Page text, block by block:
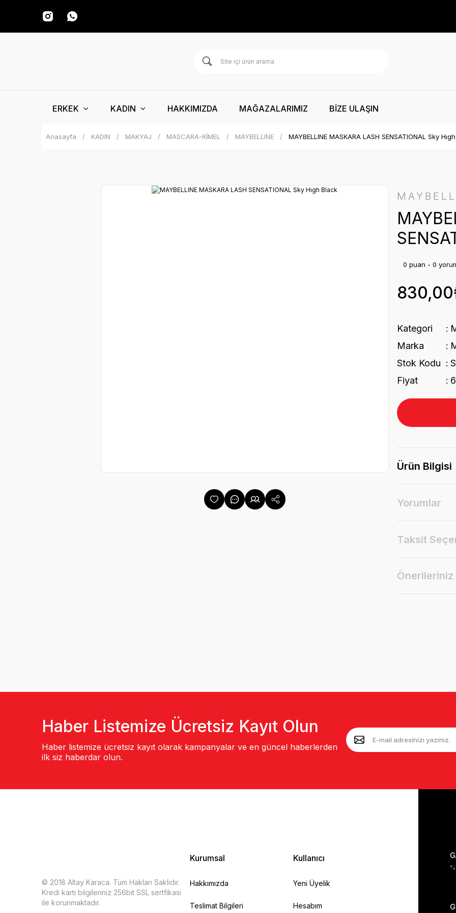
ERKEK KADIN HAKKIMIZDA MAĞAZALARIMIZ BİZE ULAŞIN
Anasayfa KADIN MAKYAJ MASCARA-RİMEL MAYBELLINE MAYBELLINE MASKARA LASH SENSATIONAL Sky
0 puan - 0
Kategori
Marka
Stok Kodu
Fiyat
Ürün Bilgisi
Yorumlar
Taksit
Önerileriniz
Haber Listemize Ücretsiz Kayıt Olun
Haber listemize ücretsiz kayıt olarak kampanyalar ve en güncel haberlerden
ilk siz haberdar olun.
© 2018 Altay Karaca. Tüm Hakları Saklıdır.
Kredi kartı bilgileriniz 256bit SSL sertfikası
ile korunmaktadır.
Kurumsal
Hakkımızda
Teslimat Bilgileri
Kullanıcı
Yeni Üyelik
Hesabım